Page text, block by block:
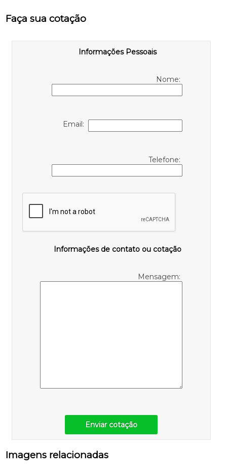
Faça sua cotação
Informações Pessoais
Nome:
Email:
Telefone:
Informações de contato ou cotação
Mensagem:
Enviar cotação
Imagens relacionadas